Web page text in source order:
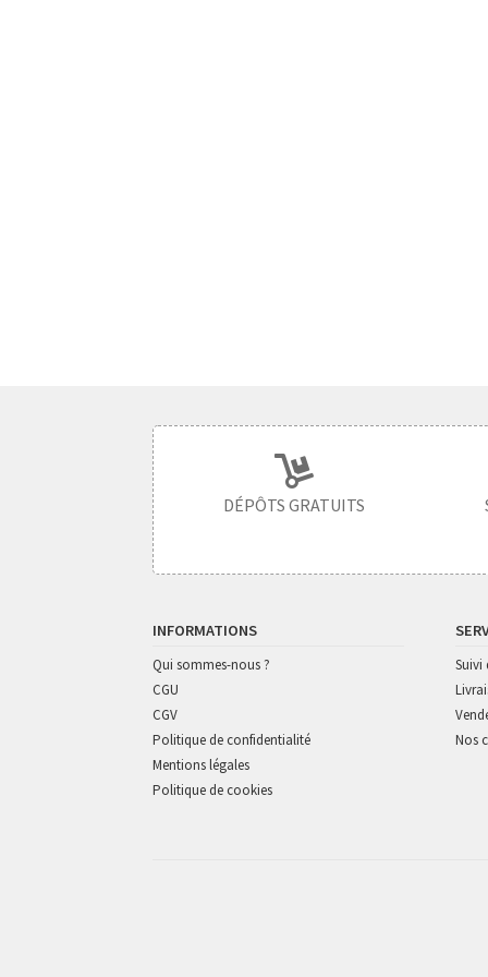
DÉPÔTS GRATUITS
INFORMATIONS
Qui sommes-nous ?
CGU
CGV
Politique de confidentialité
Mentions légales
Politique de cookies
Suivi
Nos